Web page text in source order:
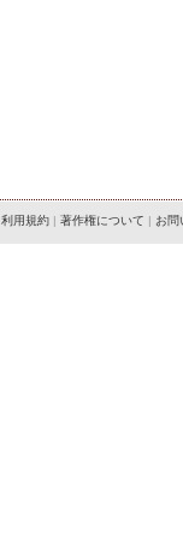
利用規約 | 著作権について | お問